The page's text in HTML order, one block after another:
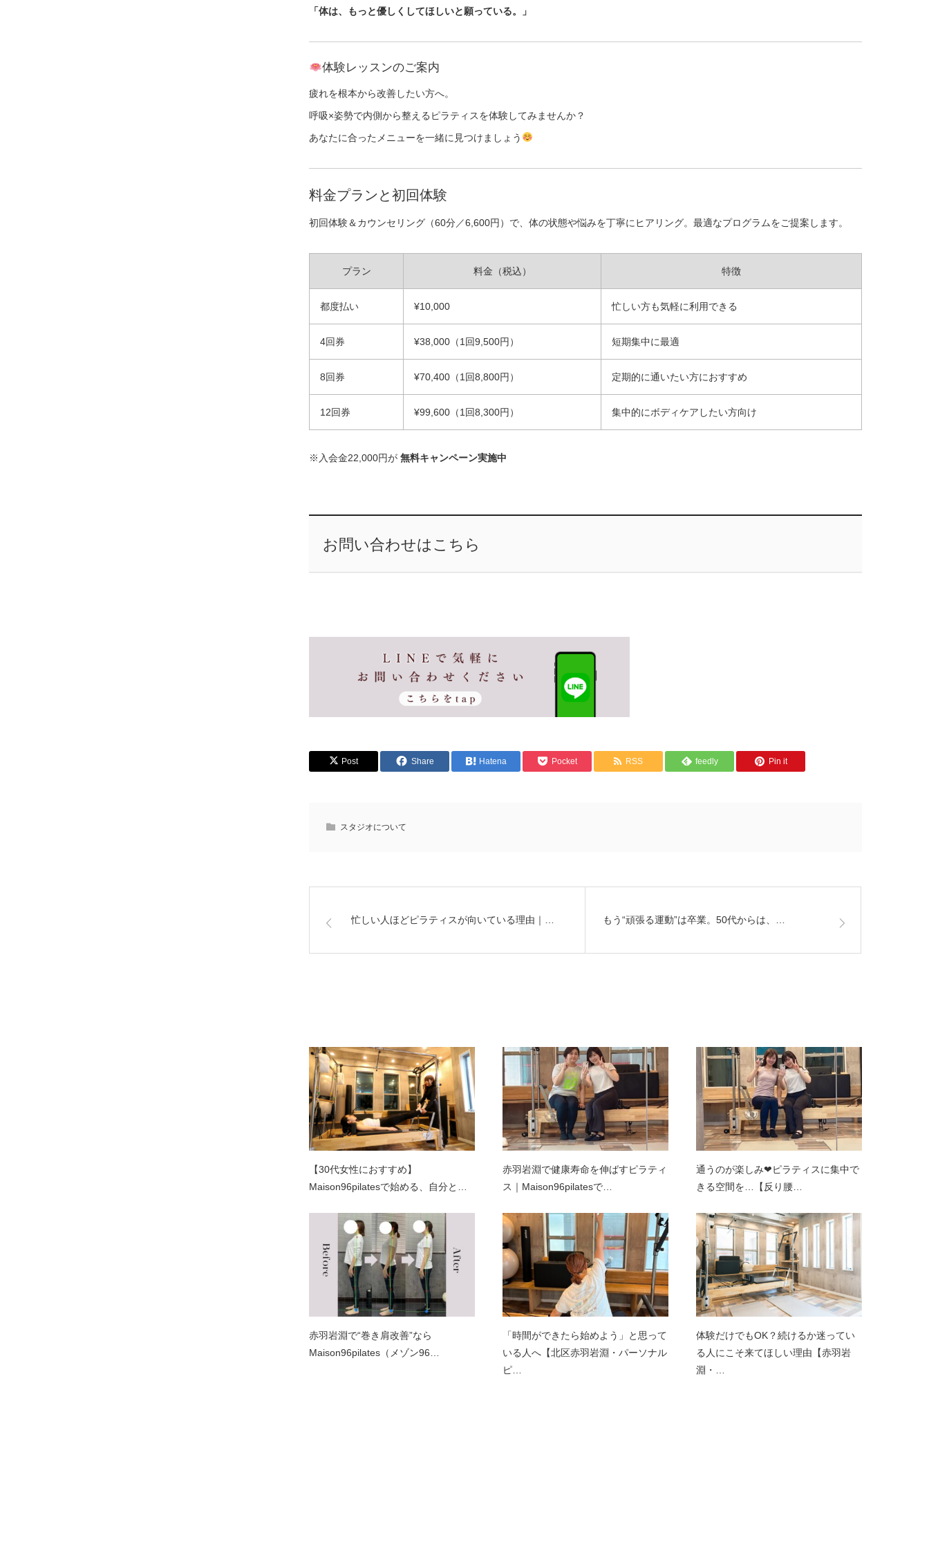
「体は、もっと優しくしてほしいと願っている。」
体験レッスンのご案内
疲れを根本から改善したい方へ。
呼吸×姿勢で内側から整えるピラティスを体験してみませんか？
あなたに合ったメニューを一緒に見つけましょう
料金プランと初回体験
初回体験＆カウンセリング（60分／6,600円）で、体の状態や悩みを丁寧にヒアリング。最適なプログラムをご提案します。
プラン 料金（税込） 特徴
都度払い ¥10,000 忙しい方も気軽に利用できる
4回券 ¥38,000（1回9,500円） 短期集中に最適
8回券 ¥70,400（1回8,800円） 定期的に通いたい方におすすめ
12回券 ¥99,600（1回8,300円） 集中的にボディケアしたい方向け
※入会金22,000円が 無料キャンペーン実施中
お問い合わせはこちら
Post Share Hatena Pocket RSS feedly Pin it
スタジオについて
忙しい人ほどピラティスが向いている理由｜… もう“頑張る運動”は卒業。50代からは、…
【30代女性におすすめ】
Maison96pilatesで始める、自分と…
赤羽岩淵で健康寿命を伸ばすピラティ
ス｜Maison96pilatesで…
通うのが楽しみ❤︎ピラティスに集中で
きる空間を…【反り腰…
赤羽岩淵で“巻き肩改善”なら
Maison96pilates（メゾン96…
「時間ができたら始めよう」と思って
いる人へ【北区赤羽岩淵・パーソナル
ピ…
体験だけでもOK？続けるか迷ってい
る人にこそ来てほしい理由【赤羽岩
淵・…